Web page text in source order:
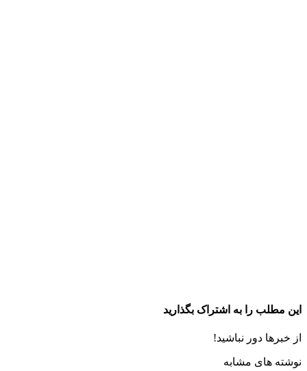
این مطلب را به اشتراک بگذارید
از خبرها دور نباشید!
نوشته های مشابه